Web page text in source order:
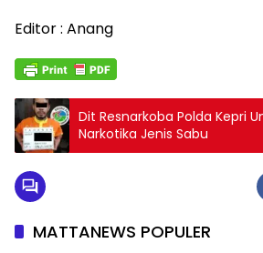
Editor : Anang
Dit Resnarkoba Polda Kepri
Narkotika Jenis Sabu
MATTANEWS POPULER